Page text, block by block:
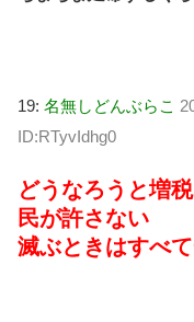
19: 名無しどんぶらこ
ID:RTyvIdhg0
どうなろうと増
民が許さない
滅ぶときはすべ